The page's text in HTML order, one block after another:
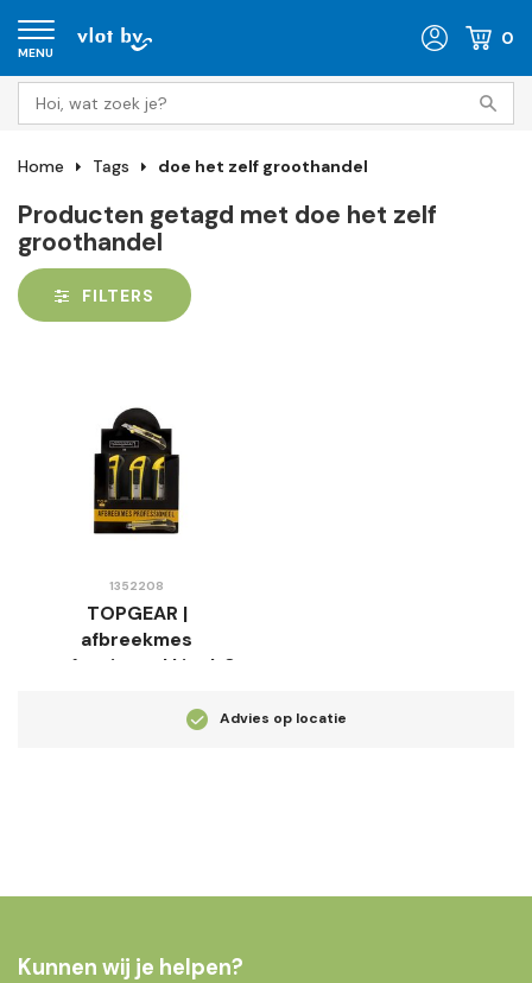
MENU
0
Home Tags doe het zelf groothandel
Producten getagd met doe het zelf
groothandel
FILTERS
1352208
TOPGEAR |
afbreekmes
professioneel | incl. 3
Advies op locatie
Kunnen wij je helpen?